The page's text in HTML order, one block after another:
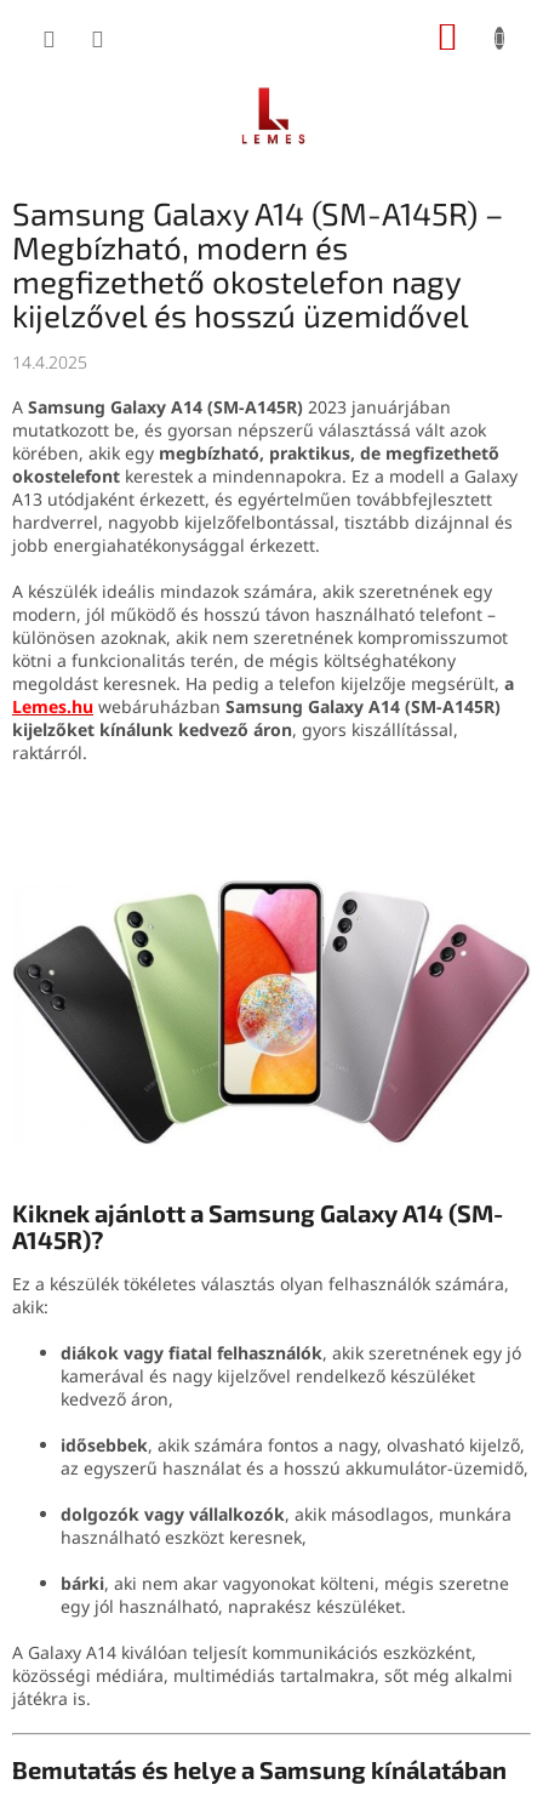
KOSÁR
Samsung Galaxy A14 (SM-A145R) –
Megbízható, modern és
megfizethető okostelefon nagy
kijelzővel és hosszú üzemidővel
14.4.2025
A Samsung Galaxy A14 (SM-A145R) 2023 januárjában
mutatkozott be, és gyorsan népszerű választássá vált azok
körében, akik egy megbízható, praktikus, de megfizethető
okostelefont kerestek a mindennapokra. Ez a modell a Galaxy
A13 utódjaként érkezett, és egyértelműen továbbfejlesztett
hardverrel, nagyobb kijelzőfelbontással, tisztább dizájnnal és
jobb energiahatékonysággal érkezett.
A készülék ideális mindazok számára, akik szeretnének egy
modern, jól működő és hosszú távon használható telefont –
különösen azoknak, akik nem szeretnének kompromisszumot
kötni a funkcionalitás terén, de mégis költséghatékony
megoldást keresnek. Ha pedig a telefon kijelzője megsérült, a
Lemes.hu webáruházban Samsung Galaxy A14 (SM-A145R)
kijelzőket kínálunk kedvező áron, gyors kiszállítással,
raktárról.
Kiknek ajánlott a Samsung Galaxy A14 (SM-
A145R)?
Ez a készülék tökéletes választás olyan felhasználók számára,
akik:
diákok vagy fiatal felhasználók, akik szeretnének egy jó
kamerával és nagy kijelzővel rendelkező készüléket
kedvező áron,
idősebbek, akik számára fontos a nagy, olvasható kijelző,
az egyszerű használat és a hosszú akkumulátor-üzemidő,
dolgozók vagy vállalkozók, akik másodlagos, munkára
használható eszközt keresnek,
bárki, aki nem akar vagyonokat költeni, mégis szeretne
egy jól használható, naprakész készüléket.
A Galaxy A14 kiválóan teljesít kommunikációs eszközként,
közösségi médiára, multimédiás tartalmakra, sőt még alkalmi
játékra is.
Bemutatás és helye a Samsung kínálatában